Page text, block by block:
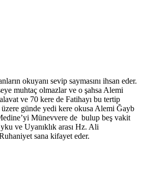
okuyanı sevip saymasını ihsan eder.
muhtaç olmazlar ve o şahsa Alemi
ve 70 kere de Fatihayı bu tertip
günde yedi kere okusa Alemi Ğayb
Münevvere de bulup beş vakit
ve Uyanıklık arası Hz. Ali
sana kifayet eder.